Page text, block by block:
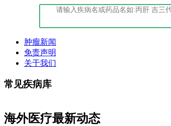
肿瘤新闻
免责声明
关于我们
常见疾病库
海外医疗最新动态